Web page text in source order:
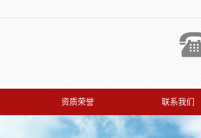
资质荣誉 联系我们